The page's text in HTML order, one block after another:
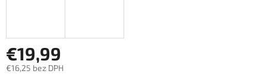
€19,99
€16,25 bez DPH